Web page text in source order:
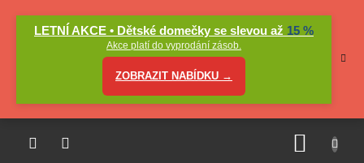
LETNÍ AKCE • Dětské domečky se slevou až 15 %
Akce platí do vyprodání zásob.
ZOBRAZIT NABÍDKU →